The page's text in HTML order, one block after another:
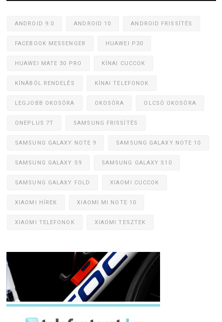
ANDROID 9.0 ANDROID 10 ANDROID FRISSÍTÉS
FACEBOOK MESSENGER HUAWEI P30
HUAWEI MATE 30 PRO KÍNAI CUCCOK
KÍNÁBÓL RENDELÉS KÍNAI TELEFONOK
LEGJOBB OKOSÓRA OKOSÓRA OLCSÓ OKOSÓRA
ONEPLUS 7T SAMSUNG FRISSÍTÉS
SAMSUNG GALAXY NOTE 9 SAMSUNG GALAXY NOTE 10
SAMSUNG GALAXY S9 SAMSUNG GALAXY S10
SAMSUNG GALAXY FOLD XIAOMI CUCCOK
XIAOMI HÍREK XIAOMI MI NOTE 10
XIAOMI TELEFONOK XIAOMI TESZTEK